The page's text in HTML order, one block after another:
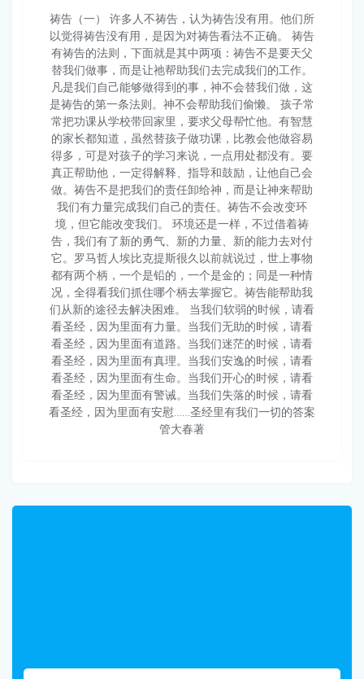
祷告（一） 许多人不祷告，认为祷告没有用。他们所
以觉得祷告没有用，是因为对祷告看法不正确。 祷告
有祷告的法则，下面就是其中两项：祷告不是要天父
替我们做事，而是让祂帮助我们去完成我们的工作。
凡是我们自己能够做得到的事，神不会替我们做，这
是祷告的第一条法则。神不会帮助我们偷懒。 孩子常
常把功课从学校带回家里，要求父母帮忙他。有智慧
的家长都知道，虽然替孩子做功课，比教会他做容易
得多，可是对孩子的学习来说，一点用处都没有。要
真正帮助他，一定得解释、指导和鼓励，让他自己会
做。祷告不是把我们的责任卸给神，而是让神来帮助
我们有力量完成我们自己的责任。祷告不会改变环
境，但它能改变我们。 环境还是一样，不过借着祷
告，我们有了新的勇气、新的力量、新的能力去对付
它。罗马哲人埃比克提斯很久以前就说过，世上事物
都有两个柄，一个是铅的，一个是金的；同是一种情
况，全得看我们抓住哪个柄去掌握它。祷告能帮助我
们从新的途径去解决困难。 当我们软弱的时候，请看
看圣经，因为里面有力量。当我们无助的时候，请看
看圣经，因为里面有道路。当我们迷茫的时候，请看
看圣经，因为里面有真理。当我们安逸的时候，请看
看圣经，因为里面有生命。当我们开心的时候，请看
看圣经，因为里面有警诫。当我们失落的时候，请看
看圣经，因为里面有安慰……圣经里有我们一切的答案
管大春著